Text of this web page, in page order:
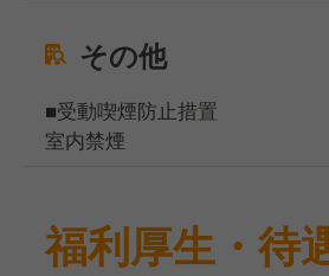
その他
■受動喫煙防止措置
室内禁煙
福利厚生・待